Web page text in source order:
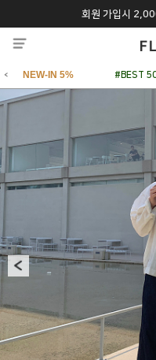
회원 가입시
추석 특별 할인 10~
NEW-IN 5% #BEST